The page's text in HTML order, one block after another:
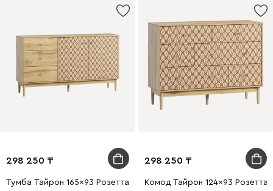
298 250
Тумба Тайрон 165x93 Розетта
298 250
Комод Тайрон 124x93 Розетта